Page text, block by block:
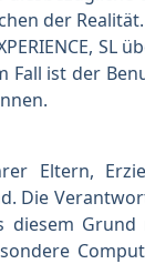
der Realität.
SL
Fall ist der
Eltern,
Die
Grund